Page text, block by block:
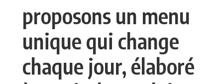
proposons un menu
unique qui change
chaque jour, élaboré